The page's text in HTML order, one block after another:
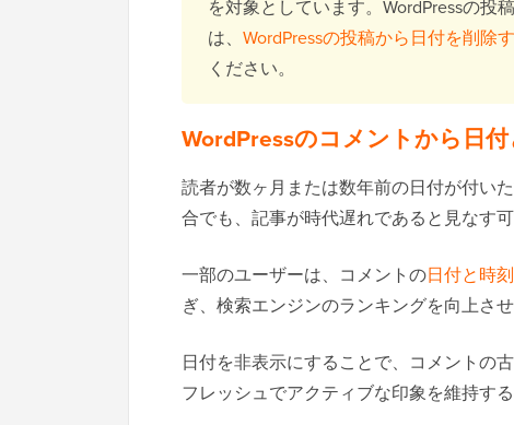
を対象としています。WordPressの投
は、 WordPressの投稿から日付を削除
ください。
WordPressのコメントから日
読者が数ヶ月または数年前の日付が付い
合でも、記事が時代遅れであると見なす可
一部のユーザーは、コメントの日付と時刻
ぎ、検索エンジンのランキングを向上さ
日付を非表示にすることで、コメントの
フレッシュでアクティブな印象を維持する